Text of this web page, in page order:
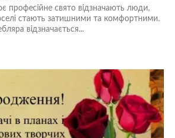
професійне свято відзначають люди,
стають затишними та комфортними.
відзначається...